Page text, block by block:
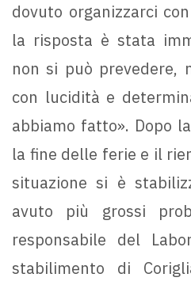
dovuto organizzarci
la risposta è stata
non si può prevedere,
con lucidità e
abbiamo fatto». Dopo
la fine delle ferie e il
situazione si è
avuto più grossi
responsabile del
stabilimento di